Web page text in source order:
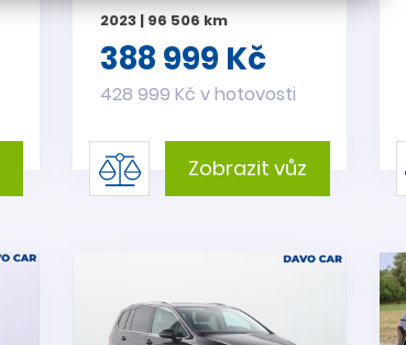
2023 | 96 506 km
388 999 Kč
428 999 Kč v hotovosti
Zobrazit vůz